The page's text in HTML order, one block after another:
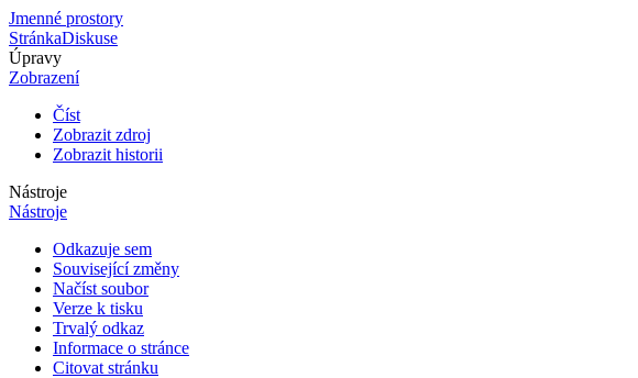
Jmenné prostory
StránkaDiskuse
Úpravy
Zobrazení
Číst
Zobrazit zdroj
Zobrazit historii
Nástroje
Nástroje
Odkazuje sem
Související změny
Načíst soubor
Verze k tisku
Trvalý odkaz
Informace o stránce
Citovat stránku